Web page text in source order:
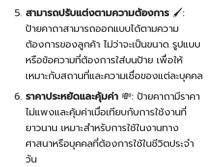
สามารถปรับแต่งตามความต้องการ🖌️:
ป้ายคาถาสามารถออกแบบได้ตามความ
ต้องการของลูกค้า ไม่ว่าจะเป็นขนาด รูปแบบ
หรือข้อความที่ต้องการใส่บนป้าย เพื่อให้
เหมาะกับสถานที่และความเชื่อของแต่ละบุคคล
ราคาประหยัดและคุ้มค่า 💸: ป้ายคาถามีราคา
ไม่แพงและคุ้มค่าเมื่อเทียบกับการใช้งานที่
ยาวนาน เหมาะสำหรับการใช้ในงานทาง
ศาสนาหรือบุคคลที่ต้องการใช้ในชีวิตประจำ
วัน